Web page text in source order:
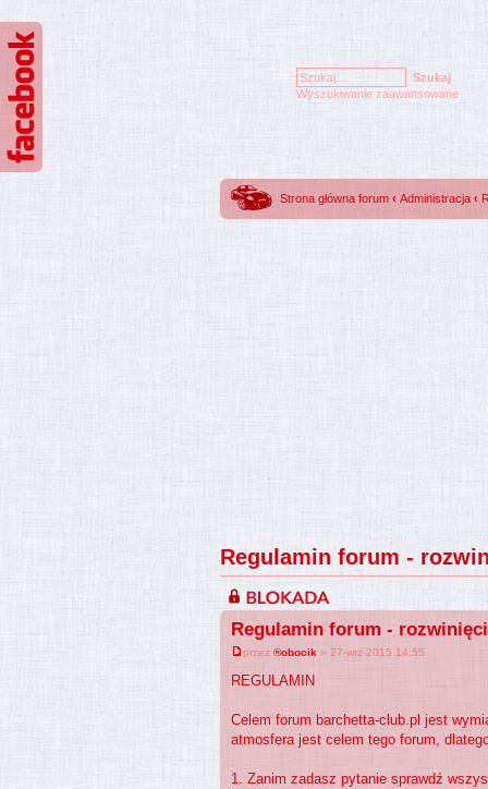
Wyszukiwanie zaawansowane
Strona główna forum ‹ Administracja ‹
Regulamin forum -
Regulamin forum -
przez ®obocik » 27-wrz-2015 14:55
REGULAMIN
Celem forum barchetta-club.pl jest
atmosfera jest celem tego forum,
1. Zanim zadasz pytanie sprawdź